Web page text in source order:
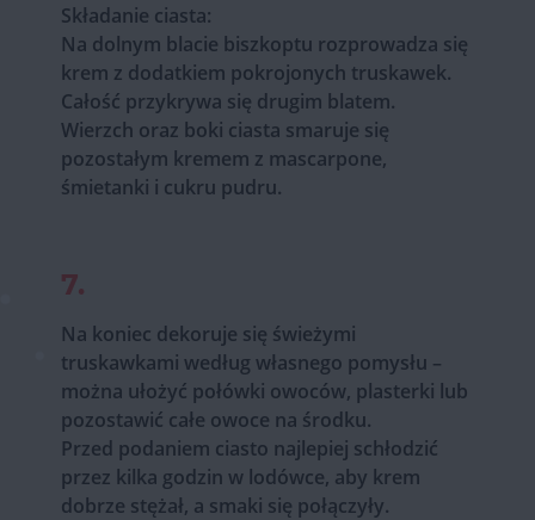
Składanie ciasta:
Na dolnym blacie biszkoptu rozprowadza się
krem z dodatkiem pokrojonych truskawek.
Całość przykrywa się drugim blatem.
Wierzch oraz boki ciasta smaruje się
pozostałym kremem z mascarpone,
śmietanki i cukru pudru.
7.
Na koniec dekoruje się świeżymi
truskawkami według własnego pomysłu –
można ułożyć połówki owoców, plasterki lub
pozostawić całe owoce na środku.
Przed podaniem ciasto najlepiej schłodzić
przez kilka godzin w lodówce, aby krem
dobrze stężał, a smaki się połączyły.